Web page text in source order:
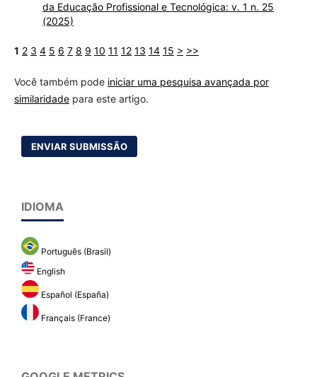
da Educação Profissional e Tecnológica: v. 1 n. 25
(2025)
1 2 3 4 5 6 7 8 9 10 11 12 13 14 15 > >>
Você também pode iniciar uma pesquisa avançada por
similaridadepara este artigo.
ENVIAR SUBMISSÃO
IDIOMA
Português (Brasil)
English
Español (España)
Français (France)